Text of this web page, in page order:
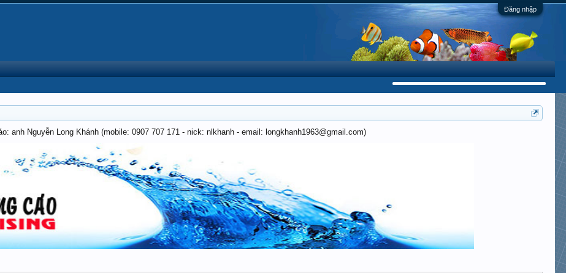
Đăng nhập
anh Nguyễn Long Khánh (mobile: 0907 707 171 - nick: nlkhanh - email: longkhanh1963@gmail.com)